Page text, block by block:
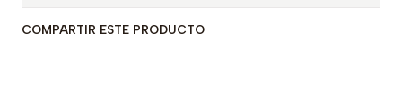
COMPARTIR ESTE PRODUCTO